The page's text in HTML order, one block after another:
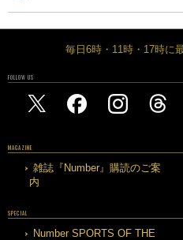
毎日6時・11時・17時に
FOLLOW US
MAGAZINE
雑誌『Number』購読のご案
内
SPECIAL
Number SPORTS OF THE